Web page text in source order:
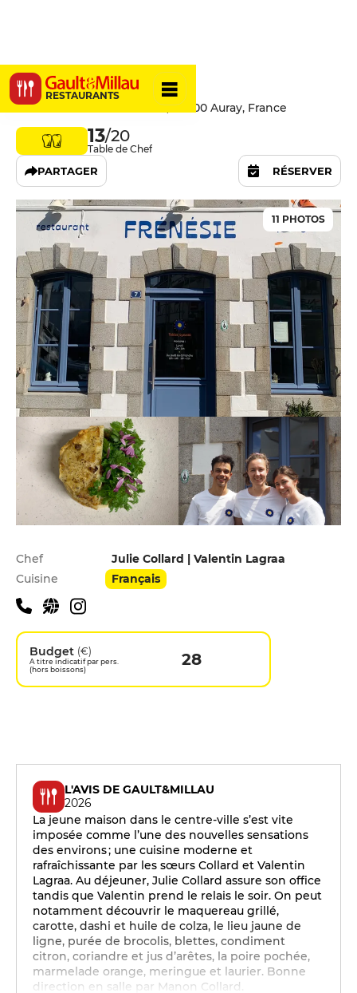
RESTAURANTS
Frénésie
7 Place du Maréchal Joffre, 56400 Auray, France
13/20
Table de Chef
PARTAGER RÉSERVER
11 PHOTOS
Infos pratiques
Chef
Julie Collard | Valentin Lagraa
Cuisine
Français
Budget (€)
A titre indicatif par pers.
(hors boissons)
28
L'AVIS DE GAULT&MILLAU
2026
La jeune maison dans le centre-ville s’est vite
imposée comme l’une des nouvelles sensations
des environs ; une cuisine moderne et
rafraîchissante par les sœurs Collard et Valentin
Lagraa. Au déjeuner, Julie Collard assure son office
tandis que Valentin prend le relais le soir. On peut
notamment découvrir le maquereau grillé,
carotte, dashi et huile de colza, le lieu jaune de
ligne, purée de brocolis, blettes, condiment
citron, coriandre et jus d’arêtes, la poire pochée,
marmelade orange, meringue et laurier. Bonne
direction en salle par Manon Collard.